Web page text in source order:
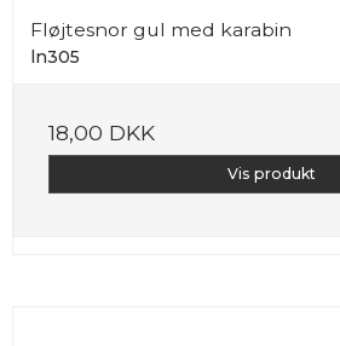
Fløjtesnor gul med karabin
ln305
18,00 DKK
Vis produkt